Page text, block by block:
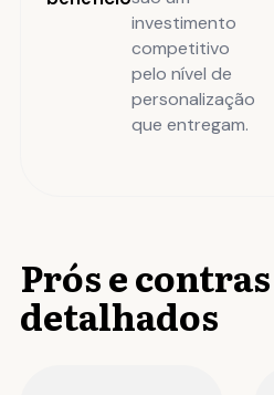
investimento
competitivo
pelo nível de
personalização
que entregam.
Prós e contras
detalhados